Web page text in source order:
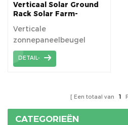
Verticaal Solar Ground
Rack Solar Farm-
Verticale
zonnepaneelbeugel
Grondzonnepaneel
Mounts Aluminium Pv-
DETAIL-
Een totaal van 1
CATEGORIEËN